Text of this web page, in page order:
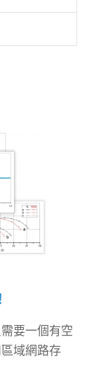
要一個有空
域網路存